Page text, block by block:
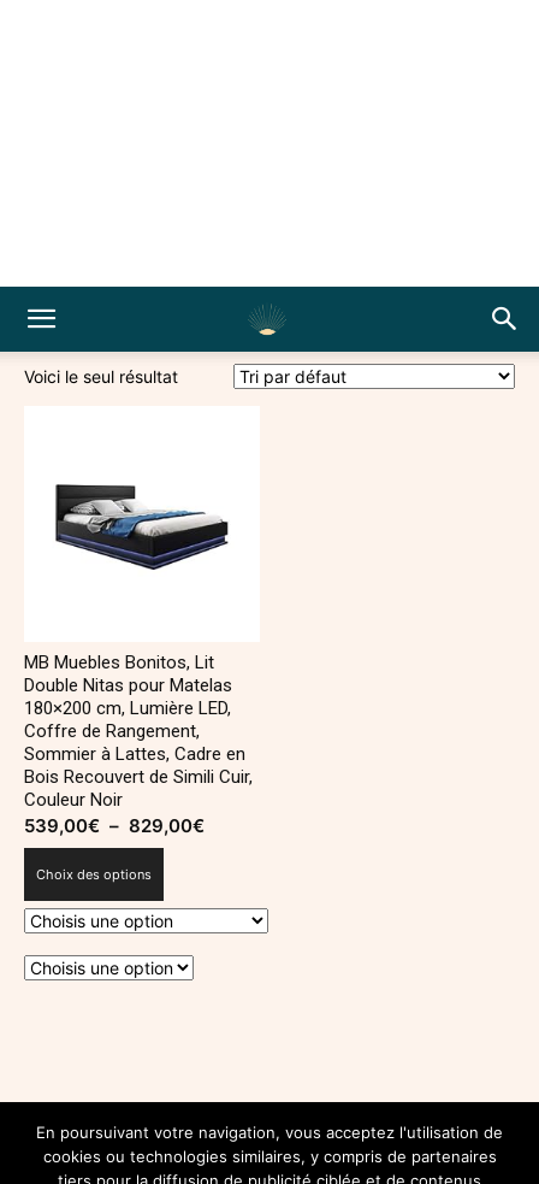
Voici le seul résultat
MB Muebles Bonitos, Lit
Double Nitas pour Matelas
180×200 cm, Lumière LED,
Coffre de Rangement,
Sommier à Lattes, Cadre en
Bois Recouvert de Simili Cuir,
Couleur Noir
539,00€ – 829,00€
539,00€
à
Choix des options
plusieurs
variations.
Les
@INSTAGRAM.COM/DECOROYALEBLOG
En poursuivant votre navigation, vous acceptez l'utilisation de
cookies ou technologies similaires, y compris de partenaires